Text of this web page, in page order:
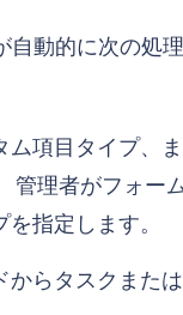
自動的に次の処
ム項目タイプ、
管理者がフォー
指定します。
からタスクまた